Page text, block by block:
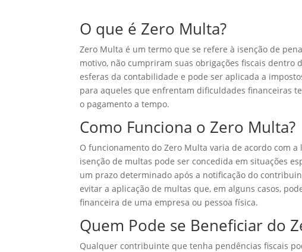
O que é Zero Multa?
Zero Multa é um termo que se refere à isenção de
motivo, não cumpriram suas obrigações fiscais dentro
esferas da contabilidade e pode ser aplicada a
para aqueles que enfrentam dificuldades financeiras
o pagamento a tempo.
Como Funciona o Zero Multa?
O funcionamento do Zero Multa varia de acordo com
isenção de multas pode ser concedida em situações
um prazo determinado após a notificação do
evitar a aplicação de multas que, em alguns casos,
financeira de uma empresa ou pessoa física.
Quem Pode se Beneficiar do
Qualquer contribuinte que tenha pendências fiscais